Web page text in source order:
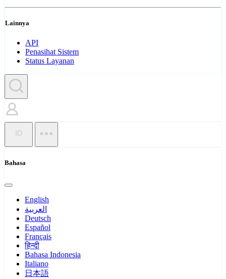
Lainnya
API
Penasihat Sistem
Status Layanan
ID
Bahasa
English
العربية
Deutsch
Español
Français
हिन्दी
Bahasa Indonesia
Italiano
日本語